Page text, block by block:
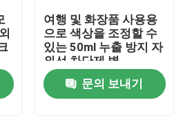
여행 및 화장품 사용용
으로 색상을 조정할 수
있는 50ml 누출 방지 자
외선 차단제 병
문의 보내기